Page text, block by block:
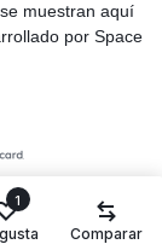
muestran aquí
por Space
1
Comparar